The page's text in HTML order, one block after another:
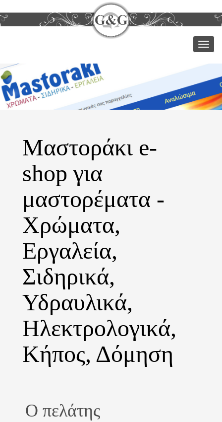
Μαστοράκι e-
shop για
μαστορέματα -
Χρώματα,
Εργαλεία,
Σιδηρικά,
Υδραυλικά,
Ηλεκτρολογικά,
Κήπος, Δόμηση
Ο πελάτης